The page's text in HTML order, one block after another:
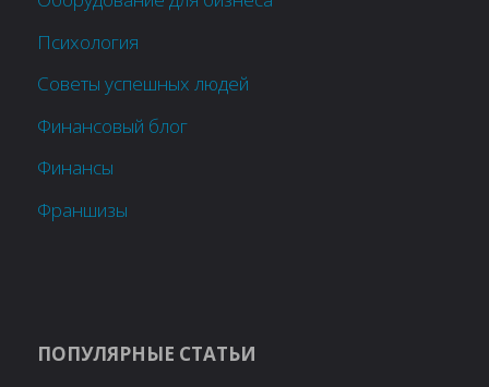
Психология
Советы успешных людей
Финансовый блог
Финансы
Франшизы
ПОПУЛЯРНЫЕ СТАТЬИ